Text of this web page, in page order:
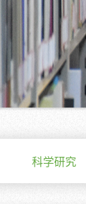
科学研究